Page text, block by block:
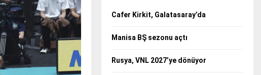
Cafer Kirkit, Galatasaray’da
Manisa BŞ sezonu açtı
Rusya, VNL 2027’ye dönüyor